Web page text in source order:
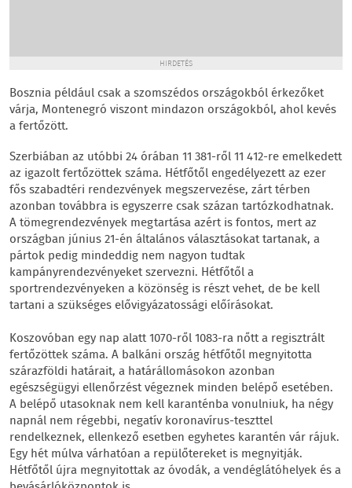
HIRDETÉS
Bosznia például csak a szomszédos országokból érkezőket
várja, Montenegró viszont mindazon országokból, ahol kevés
a fertőzött.
Szerbiában az utóbbi 24 órában 11 381-ről 11 412-re emelkedett
az igazolt fertőzöttek száma. Hétfőtől engedélyezett az ezer
fős szabadtéri rendezvények megszervezése, zárt térben
azonban továbbra is egyszerre csak százan tartózkodhatnak.
A tömegrendezvények megtartása azért is fontos, mert az
országban június 21-én általános választásokat tartanak, a
pártok pedig mindeddig nem nagyon tudtak
kampányrendezvényeket szervezni. Hétfőtől a
sportrendezvényeken a közönség is részt vehet, de be kell
tartani a szükséges elővigyázatossági előírásokat.
Koszovóban egy nap alatt 1070-ről 1083-ra nőtt a regisztrált
fertőzöttek száma. A balkáni ország hétfőtől megnyitotta
szárazföldi határait, a határállomásokon azonban
egészségügyi ellenőrzést végeznek minden belépő esetében.
A belépő utasoknak nem kell karanténba vonulniuk, ha négy
napnál nem régebbi, negatív koronavírus-teszttel
rendelkeznek, ellenkező esetben egyhetes karantén vár rájuk.
Egy hét múlva várhatóan a repülőtereket is megnyitják.
Hétfőtől újra megnyitottak az óvodák, a vendéglátóhelyek és a